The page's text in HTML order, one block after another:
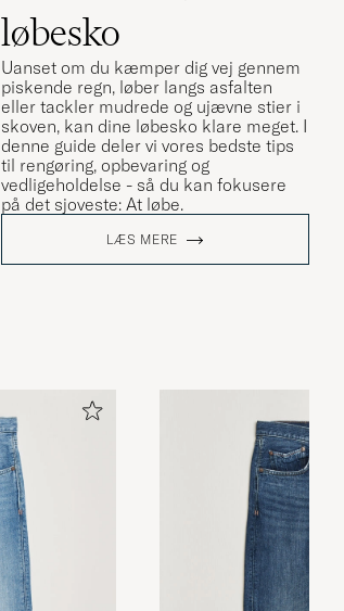
løbesko
Uanset om du kæmper dig vej gennem
piskende regn, løber langs asfalten
eller tackler mudrede og ujævne stier i
skoven, kan dine løbesko klare meget. I
denne guide deler vi vores bedste tips
til rengøring, opbevaring og
vedligeholdelse - så du kan fokusere
på det sjoveste: At løbe.
LÆS MERE